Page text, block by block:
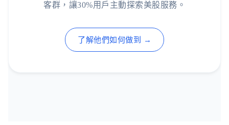
客群，讓30%用戶主動探索美股服務。
了解他們如何做到 →